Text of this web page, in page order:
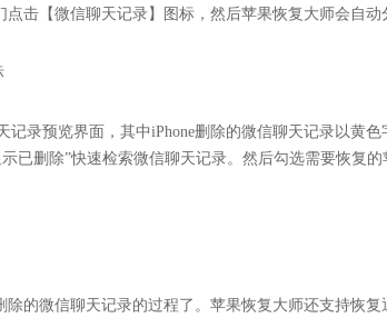
点击【微信聊天记录】图标，然后苹果恢复大师会自
记录预览界面，其中iPhone删除的微信聊天记录以黄
已删除”快速检索微信聊天记录。然后勾选需要恢复
除的微信聊天记录的过程了。苹果恢复大师还支持恢